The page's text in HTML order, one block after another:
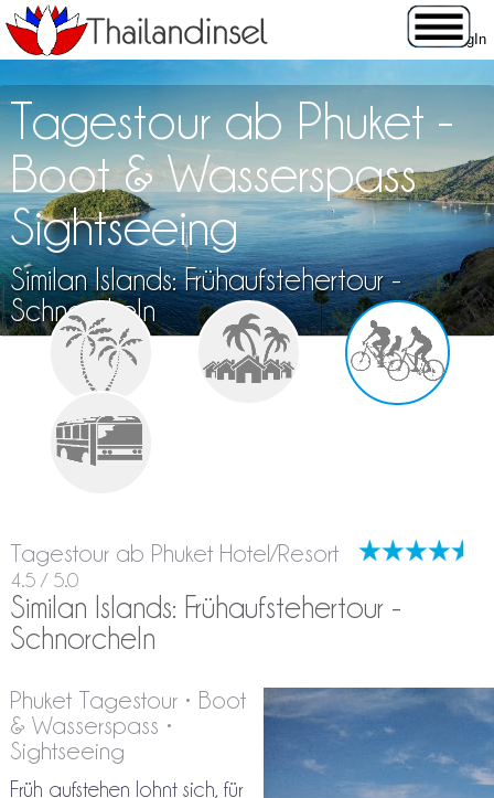
Tagestour ab Phuket -
Boot & Wasserspass
Sightseeing
Similan Islands: Frühaufstehertour -
Schnorcheln
Tagestour ab Phuket Hotel/Resort
4.5 / 5.0
Similan Islands: Frühaufstehertour -
Schnorcheln
Phuket Tagestour • Boot
& Wasserspass •
Sightseeing
Früh aufstehen lohnt sich, für